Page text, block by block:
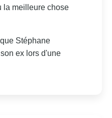
la meilleure chose
Stéphane
ex lors d'une